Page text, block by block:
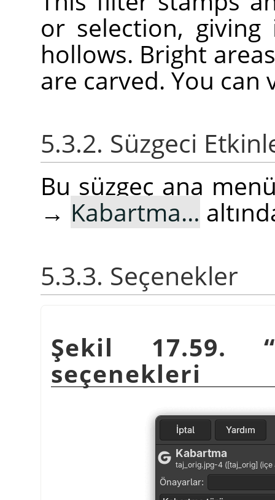
or selection,
hollows. Bright
are carved. You can
5.3.2. Süzgeci
Bu süzgeç ana
→ Kabartma…
5.3.3. Seçenekler
Şekil 17.59.
seçenekleri